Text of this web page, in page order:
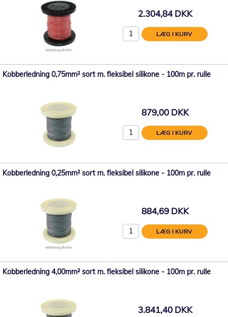
2.304,84 DKK
LÆG I KURV
Kobberledning 0,75mm² sort m. fleksibel silikone - 100m pr. rulle
879,00 DKK
LÆG I KURV
Kobberledning 0,25mm² sort m. fleksibel silikone - 100m pr. rulle
884,69 DKK
LÆG I KURV
Kobberledning 4,00mm² sort m. fleksibel silikone - 100m pr. rulle
3.841,40 DKK